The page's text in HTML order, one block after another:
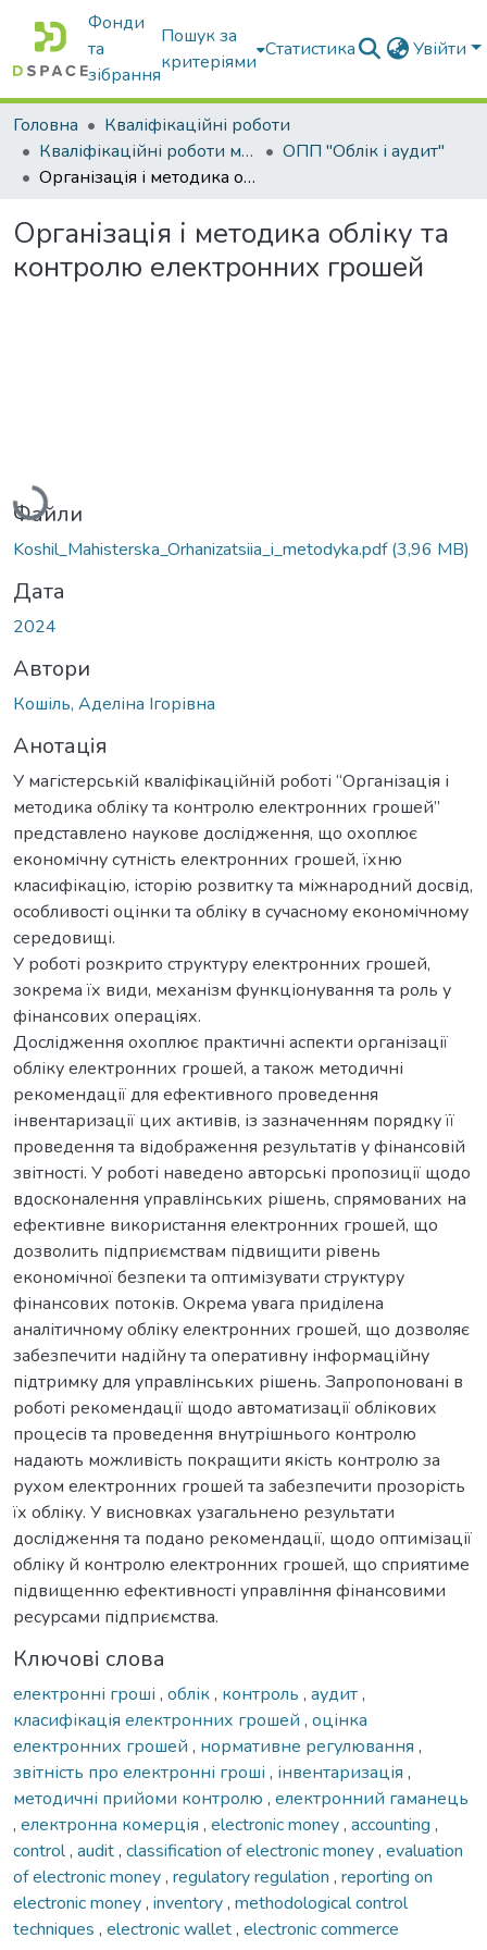
Фонди
та
зібрання
Пошук за
критеріями
Статистика Увійти
Головна
Кваліфікаційні роботи
Кваліфікаційні роботи магістрів
ОПП "Облік і аудит"
Організація і методика обліку та контролю електронних грошей
Організація і методика обліку та
контролю електронних грошей
Вантажиться...
Файли
Koshil_Mahisterska_Orhanizatsiia_i_metodyka.pdf(3,96 MB)
Дата
2024
Автори
Кошіль, Аделіна Ігорівна
Анотація
У магістерській кваліфікаційній роботі “Організація і
методика обліку та контролю електронних грошей”
представлено наукове дослідження, що охоплює
економічну сутність електронних грошей, їхню
класифікацію, історію розвитку та міжнародний досвід,
особливості оцінки та обліку в сучасному економічному
середовищі.
У роботі розкрито структуру електронних грошей,
зокрема їх види, механізм функціонування та роль у
фінансових операціях.
Дослідження охоплює практичні аспекти організації
обліку електронних грошей, а також методичні
рекомендації для ефективного проведення
інвентаризації цих активів, із зазначенням порядку її
проведення та відображення результатів у фінансовій
звітності. У роботі наведено авторські пропозиції щодо
вдосконалення управлінських рішень, спрямованих на
ефективне використання електронних грошей, що
дозволить підприємствам підвищити рівень
економічної безпеки та оптимізувати структуру
фінансових потоків. Окрема увага приділена
аналітичному обліку електронних грошей, що дозволяє
забезпечити надійну та оперативну інформаційну
підтримку для управлінських рішень. Запропоновані в
роботі рекомендації щодо автоматизації облікових
процесів та проведення внутрішнього контролю
надають можливість покращити якість контролю за
рухом електронних грошей та забезпечити прозорість
їх обліку. У висновках узагальнено результати
дослідження та подано рекомендації, щодо оптимізації
обліку й контролю електронних грошей, що сприятиме
підвищенню ефективності управління фінансовими
ресурсами підприємства.
Ключові слова
електронні гроші , облік, контроль , аудит,
класифікація електронних грошей , оцінка
електронних грошей , нормативне регулювання ,
звітність про електронні гроші , інвентаризація ,
методичні прийоми контролю , електронний гаманець
, електронна комерція , electronic money, accounting ,
control, audit, classification of electronic money, evaluation
of electronic money, regulatory regulation , reporting on
electronic money, inventory, methodological control
techniques , electronic wallet, electronic commerce